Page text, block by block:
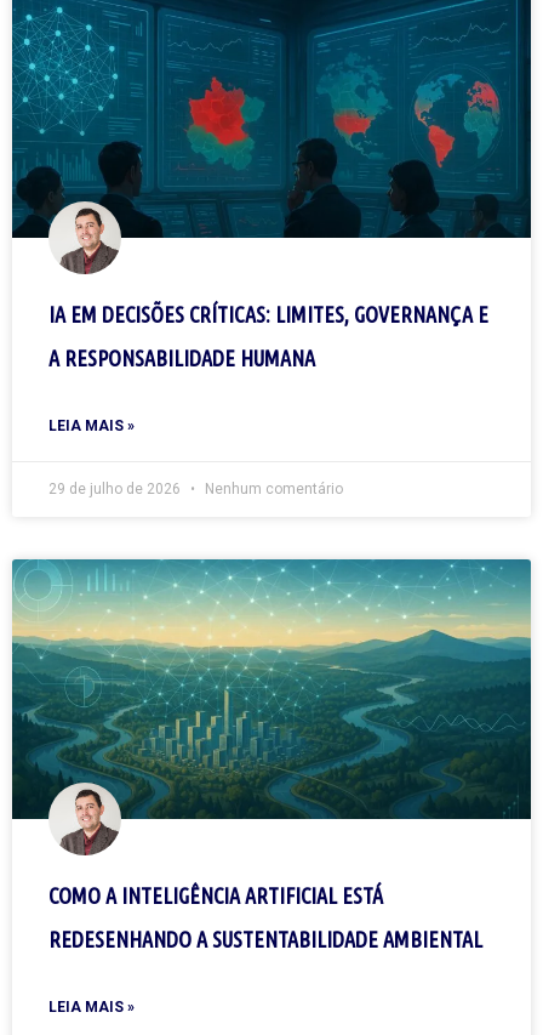
IA EM DECISÕES CRÍTICAS: LIMITES, GOVERNANÇA E
A RESPONSABILIDADE HUMANA
LEIA MAIS »
29 de julho de 2026 Nenhum comentário
COMO A INTELIGÊNCIA ARTIFICIAL ESTÁ
REDESENHANDO A SUSTENTABILIDADE AMBIENTAL
LEIA MAIS »